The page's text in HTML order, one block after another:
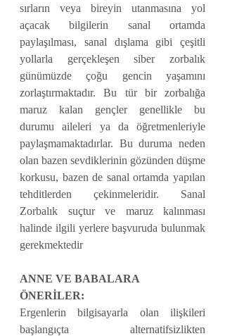
sırların veya bireyin utanmasına yol
açacak bilgilerin sanal ortamda
paylaşılması, sanal dışlama gibi çeşitli
yollarla gerçekleşen siber zorbalık
günümüzde çoğu gencin yaşamını
zorlaştırmaktadır. Bu tür bir zorbalığa
maruz kalan gençler genellikle bu
durumu aileleri ya da öğretmenleriyle
paylaşmamaktadırlar. Bu duruma neden
olan bazen sevdiklerinin gözünden düşme
korkusu, bazen de sanal ortamda yapılan
tehditlerden çekinmeleridir. Sanal
Zorbalık suçtur ve maruz kalınması
halinde ilgili yerlere başvuruda bulunmak
gerekmektedir
ANNE VE BABALARA
ÖNERİLER:
Ergenlerin bilgisayarla olan ilişkileri
başlangıçta alternatifsizlikten